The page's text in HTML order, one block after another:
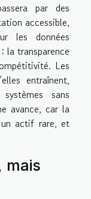
par des
accessible,
les données
la transparence
Les
entraînent,
sans
avance, car la
un actif rare, et
mais